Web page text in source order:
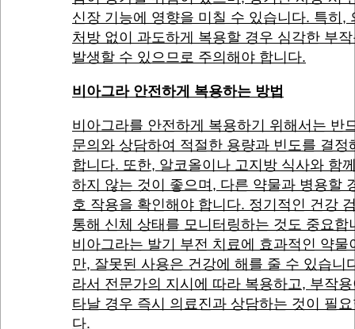
신장 기능에 영향을 미칠 수 있습니다. 특히,
처방 없이 과도하게 복용할 경우 심각한 부
발생할 수 있으므로 주의해야 합니다.
비아그라 안전하게 복용하는 방법
비아그라를 안전하게 복용하기 위해서는 반
문의와 상담하여 적절한 용량과 빈도를 결정
합니다. 또한, 알코올이나 고지방 식사와 함
하지 않는 것이 좋으며, 다른 약물과 병용할
호 작용을 확인해야 합니다. 정기적인 건강
통해 신체 상태를 모니터링하는 것도 중요합
비아그라는 발기 부전 치료에 효과적인 약물
만, 잘못된 사용은 건강에 해를 줄 수 있습니
라서 전문가의 지시에 따라 복용하고, 부작
타날 경우 즉시 의료진과 상담하는 것이 필
다.